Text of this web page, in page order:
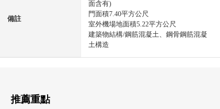
備註
面含有)
門面積7.40平方公尺
室外機場地面積5.22平方公尺
建築物結構/鋼筋混凝土、鋼骨鋼筋混凝
土構造
推薦重點